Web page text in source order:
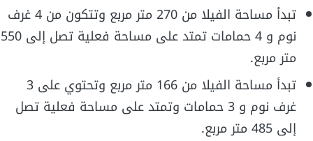
تبدأ مساحة الفيلا من 270 متر مربع وتتكون من 4 غرف
نوم و 4 حمامات تمتد على مساحة فعلية تصل إلى 550
متر مربع.
تبدأ مساحة الفيلا من 166 متر مربع وتحتوي على 3
غرف نوم و 3 حمامات وتمتد على مساحة فعلية تصل
إلى 485 متر مربع.